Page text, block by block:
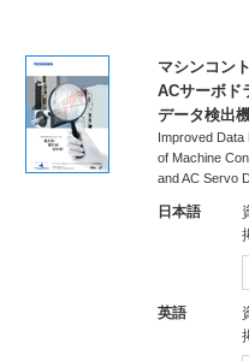
マシンコン
ACサーボド
データ検出
Improved
of Machine
and AC Servo
日本語
英語